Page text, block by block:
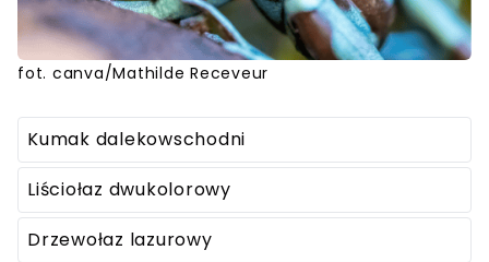
fot. canva/Mathilde Receveur
Kumak dalekowschodni
Liściołaz dwukolorowy
Drzewołaz lazurowy